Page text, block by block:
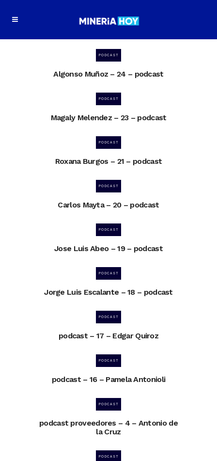
PODCAST
Algonso Muñoz – 24 – podcast
PODCAST
Magaly Melendez – 23 – podcast
PODCAST
Roxana Burgos – 21 – podcast
PODCAST
Carlos Mayta – 20 – podcast
PODCAST
Jose Luis Abeo – 19 – podcast
PODCAST
Jorge Luis Escalante – 18 – podcast
PODCAST
podcast – 17 – Edgar Quiroz
PODCAST
podcast – 16 – Pamela Antonioli
PODCAST
podcast proveedores – 4 – Antonio de
la Cruz
PODCAST